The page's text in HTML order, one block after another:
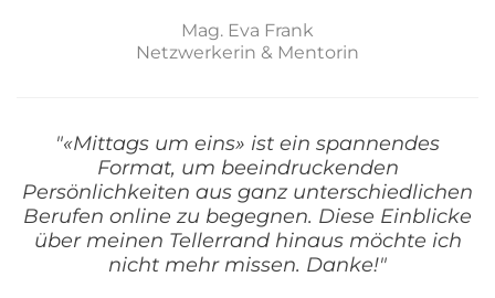
Mag. Eva Frank
Netzwerkerin & Mentorin
"«Mittags um eins» ist ein spannendes
Format, um beeindruckenden
Persönlichkeiten aus ganz unterschiedlichen
Berufen online zu begegnen. Diese Einblicke
über meinen Tellerrand hinaus möchte ich
nicht mehr missen. Danke!"